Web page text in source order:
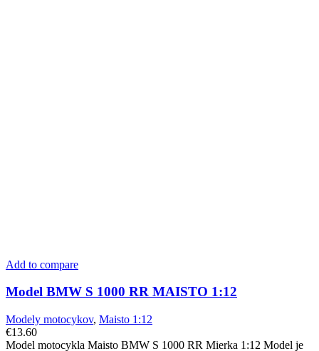
Add to compare
Model BMW S 1000 RR MAISTO 1:12
Modely motocykov, Maisto 1:12
€13.60
Model motocykla Maisto BMW S 1000 RR Mierka 1:12 Model je